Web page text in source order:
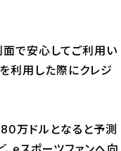
で安心してご利用い
利用した際にクレジ
万ドルとなると予測